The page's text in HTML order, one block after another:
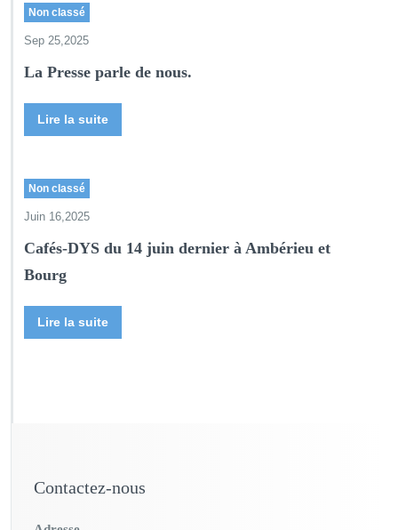
Non classé
Sep 25,2025
La Presse parle de nous.
Lire la suite
Non classé
Juin 16,2025
Cafés-DYS du 14 juin dernier à Ambérieu et
Bourg
Lire la suite
Contactez-nous